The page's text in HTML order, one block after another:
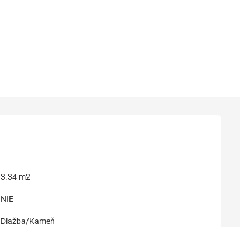
3.34 m2
NIE
Dlažba/Kameň